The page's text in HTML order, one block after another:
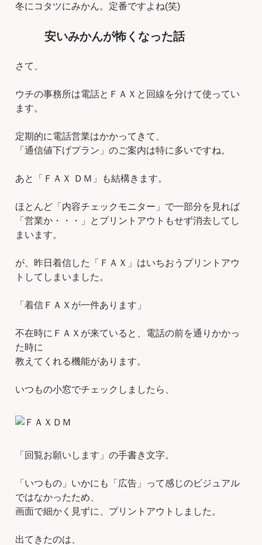
冬にコタツにみかん。定番ですよね(笑)
安いみかんが怖くなった話
さて、
ウチの事務所は電話とＦＡＸと回線を分けて使ってい
ます。
定期的に電話営業はかかってきて、
「通信値下げプラン」のご案内は特に多いですね。
あと「ＦＡＸ ＤＭ」も結構きます。
ほとんど「内容チェックモニター」で一部分を見れば
「営業か・・・」とプリントアウトもせず消去してし
まいます。
が、昨日着信した「ＦＡＸ」はいちおうプリントアウ
トしてしまいました。
「着信ＦＡＸが一件あります」
不在時にＦＡＸが来ていると、電話の前を通りかかっ
た時に
教えてくれる機能があります。
いつもの小窓でチェックしましたら、
「回覧お願いします」の手書き文字。
「いつもの」いかにも「広告」って感じのビジュアル
ではなかったため、
画面で細かく見ずに、プリントアウトしました。
出てきたのは、